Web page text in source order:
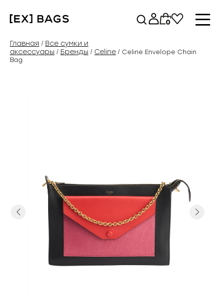
содержимому
0
Главная / Все сумки и
аксессуары / Бренды / Celine / Celine Envelope Chain
Bag
Previous Next